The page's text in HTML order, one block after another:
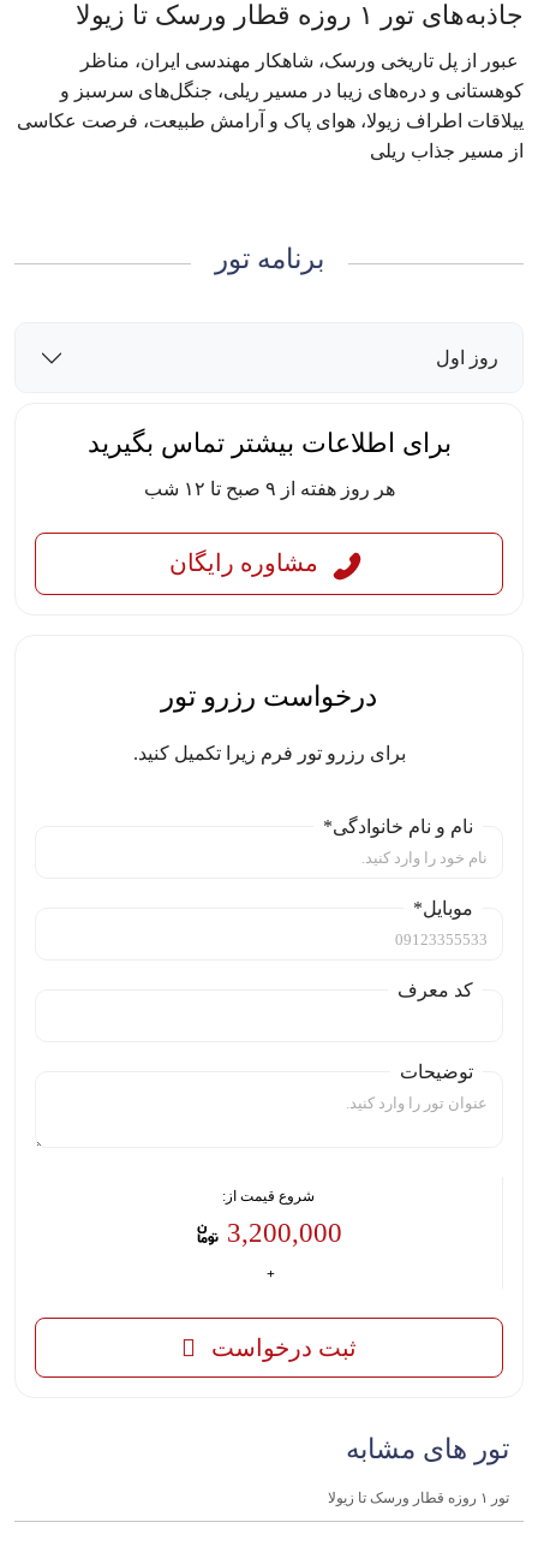
جاذبه‌های تور ۱ روزه قطار ورسک تا زیولا
عبور از پل تاریخی ورسک، شاهکار مهندسی ایران، مناظر
کوهستانی و دره‌های زیبا در مسیر ریلی، جنگل‌های سرسبز و
ییلاقات اطراف زیولا، هوای پاک و آرامش طبیعت، فرصت عکاسی
از مسیر جذاب ریلی
برنامه تور
روز اول
برای اطلاعات بیشتر تماس بگیرید
هر روز هفته از ۹ صبح تا ۱۲ شب
مشاوره رایگان
درخواست رزرو تور
برای رزرو تور فرم زیرا تکمیل کنید.
نام و نام خانوادگی*
موبایل*
کد معرف
توضیحات
شروع قیمت از:
3,200,000
ثبت درخواست
تور های مشابه
تور ۱ روزه قطار ورسک تا زیولا